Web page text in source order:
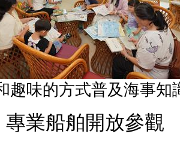
趣味的方式普及海事知
業船舶開放參觀